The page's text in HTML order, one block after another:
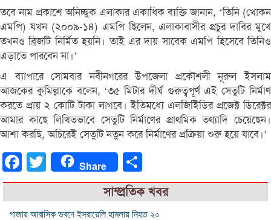
তবে নাম প্রকাশে অনিচ্ছুক এলাকার একাধিক ব্যক্তি জানান, ‘তিনি (খোকন
এমপি) যখন (২০০৯-১৪) এমপি ছিলেন, এলাকাবাসীর প্রচুর দাবির মুখে
তখনও ব্রিজটি নির্মিত হয়নি। তাই এর দায় সাবেক এমপি হিসেবে তিনিও
এড়াতে পারবেন না।’
এ ব্যাপারে সোমবার নবীনগরের উপজেলা প্রকৌশলী নূরুল ইসলাম
আজকের কুমিল্লাকে বলেন, ‘৩৫ মিটার দীর্ঘ গুরুত্বপূর্ণ এই সেতুটি নির্মাণ
করতে প্রায় ২ কোটি টাকা লাগবে। ইতিমধ্যে এলজিইিডির প্রজেক্ট ডিরেক্টর
আমার কাছে লিখিতভাবে সেতুটি নির্মাণের প্রাথমিক তথ্যাদি চেয়েছেন।
আশা করছি, অচিরেই সেতুটি নতুন করে নির্মাণের প্রক্রিয়া শুরু হয়ে যাবে।’
FacebookTwitter Share
সাম্প্রতিক খবর
গাজায় আবাসিক ভবনে ইসরায়েলি হামলায় নিহত ২০